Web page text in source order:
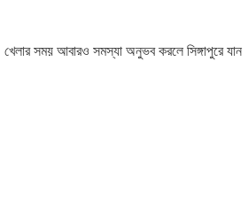
সময় আবারও সমস্যা অনুভব করলে সিঙ্গাপুরে যান